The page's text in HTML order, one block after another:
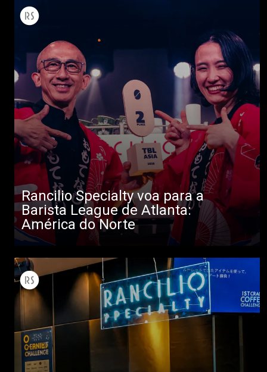
Rancilio Specialty voa para a
Barista League de Atlanta:
América do Norte
Todos
Produtos
Notícias
Descarregar
Mais